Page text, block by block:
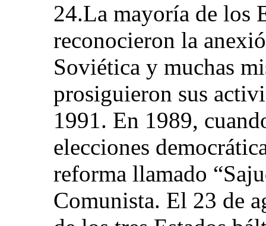
24.La mayoría de los
reconocieron la
Soviética y muchas
prosiguieron sus
1991. En 1989,
elecciones
reforma llamado
Comunista. El 23 de